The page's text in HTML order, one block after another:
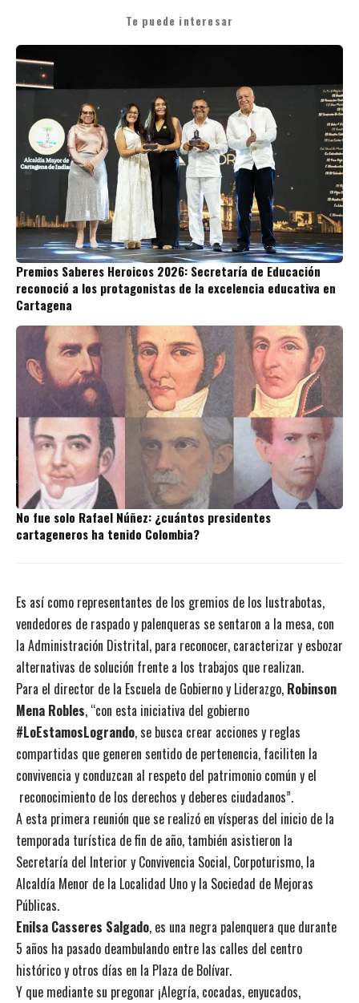
Te puede interesar
Premios Saberes Heroicos 2026: Secretaría de Educación
reconoció a los protagonistas de la excelencia educativa en
Cartagena
No fue solo Rafael Núñez: ¿cuántos presidentes
cartageneros ha tenido Colombia?
Es así como representantes de los gremios de los lustrabotas,
vendedores de raspado y palenqueras se sentaron a la mesa, con
la Administración Distrital, para reconocer, caracterizar y esbozar
alternativas de solución frente a los trabajos que realizan.
Para el director de la Escuela de Gobierno y Liderazgo, Robinson
Mena Robles, “con esta iniciativa del gobierno
#LoEstamosLogrando, se busca crear acciones y reglas
compartidas que generen sentido de pertenencia, faciliten la
convivencia y conduzcan al respeto del patrimonio común y el
reconocimiento de los derechos y deberes ciudadanos”.
A esta primera reunión que se realizó en vísperas del inicio de la
temporada turística de fin de año, también asistieron la
Secretaría del Interior y Convivencia Social, Corpoturismo, la
Alcaldía Menor de la Localidad Uno y la Sociedad de Mejoras
Públicas.
Enilsa Casseres Salgado, es una negra palenquera que durante
5 años ha pasado deambulando entre las calles del centro
histórico y otros días en la Plaza de Bolívar.
Y que mediante su pregonar ¡Alegría, cocadas, enyucados,